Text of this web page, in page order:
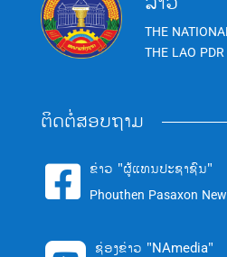
THE
THE LAO PDR
ຕິດຕໍ່ສອບຖາມ
 ຂ່າວ "ຜູ້ແທນປະຊາຊົນ"
Phouthen Pasaxon
ຊ່ອງຂ່າວ "NAmedia"